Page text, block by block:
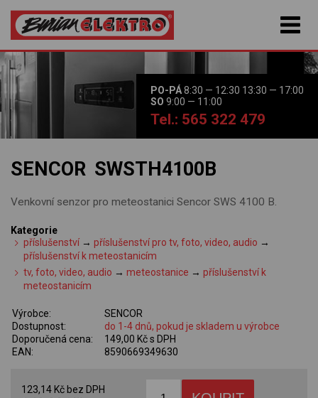
PO-PÁ8:30 — 12:30 13:30 — 17:00
SO 9:00 — 11:00
Tel.: 565 322 479
SENCOR SWSTH4100B
Venkovní senzor pro meteostanici Sencor SWS 4100 B.
Kategorie
příslušenství →příslušenství pro tv, foto, video, audio →
příslušenství k meteostanicím
tv, foto, video, audio →meteostanice →příslušenství k
meteostanicím
Výrobce:
SENCOR
Dostupnost:
do 1-4 dnů, pokud je skladem u výrobce
Doporučená cena:
149,00 Kč s DPH
EAN:
8590669349630
123,14 Kč bez DPH